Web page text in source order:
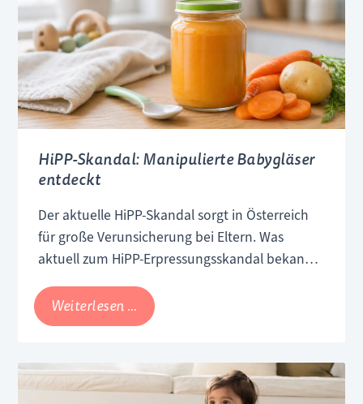
HiPP-Skandal: Manipulierte Babygläser
entdeckt
Der aktuelle HiPP-Skandal sorgt in Österreich
für große Verunsicherung bei Eltern. Was
aktuell zum HiPP-Erpressungsskandal bekannt
Weiterlesen … HiPP-
Skandal:
Babygläser
entdeckt